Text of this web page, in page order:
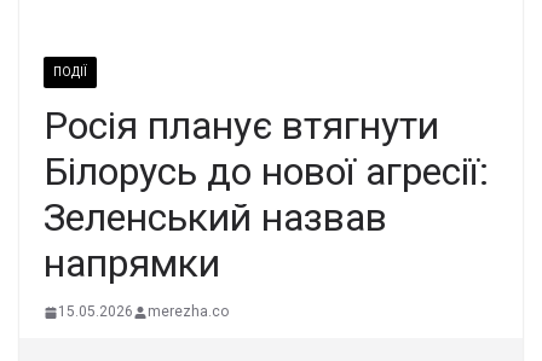
ПОДІЇ
Росія планує втягнути
Білорусь до нової агресії:
Зеленський назвав
напрямки
15.05.2026 merezha.co